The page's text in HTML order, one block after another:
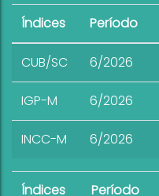
Índices Período
CUB/SC 6/2026
IGP-M 6/2026
INCC-M 6/2026
Índices Período